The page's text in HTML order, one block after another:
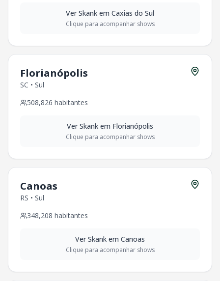
VerSkank em Caxias do Sul
Clique para acompanhar shows
Florianópolis
SC • Sul
508,826 habitantes
VerSkank em Florianópolis
Clique para acompanhar shows
Canoas
RS • Sul
348,208 habitantes
VerSkank em Canoas
Clique para acompanhar shows